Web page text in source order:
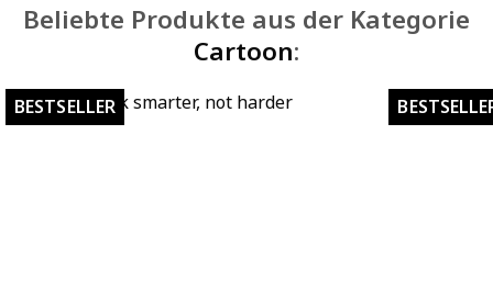
Beliebte Produkte aus der Kategorie
Cartoon:
Work smarter, not harder
BESTSELLER